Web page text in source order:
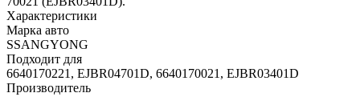
Характеристики
Марка авто
SSANGYONG
Подходит для
6640170221, EJBR04701D, 6640170021, EJBR03401D
Производитель